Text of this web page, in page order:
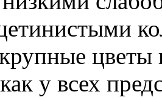
цветы
у всех